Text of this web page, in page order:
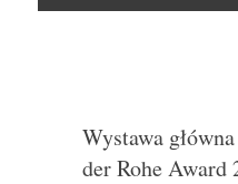
Wystawa
der Rohe Award